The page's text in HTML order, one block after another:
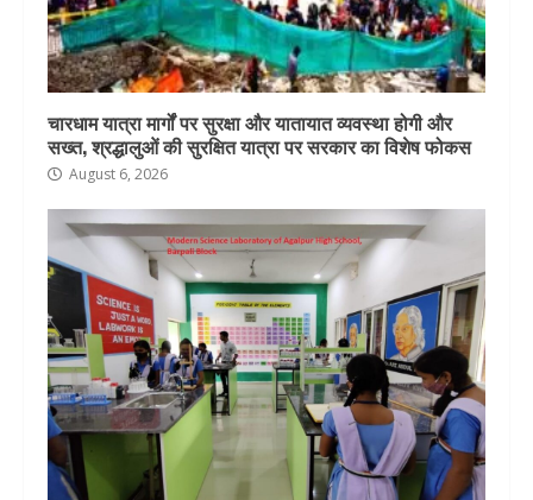
चारधाम यात्रा मार्गों पर सुरक्षा और यातायात व्यवस्था होगी और
सख्त, श्रद्धालुओं की सुरक्षित यात्रा पर सरकार का विशेष फोकस
August 6, 2026